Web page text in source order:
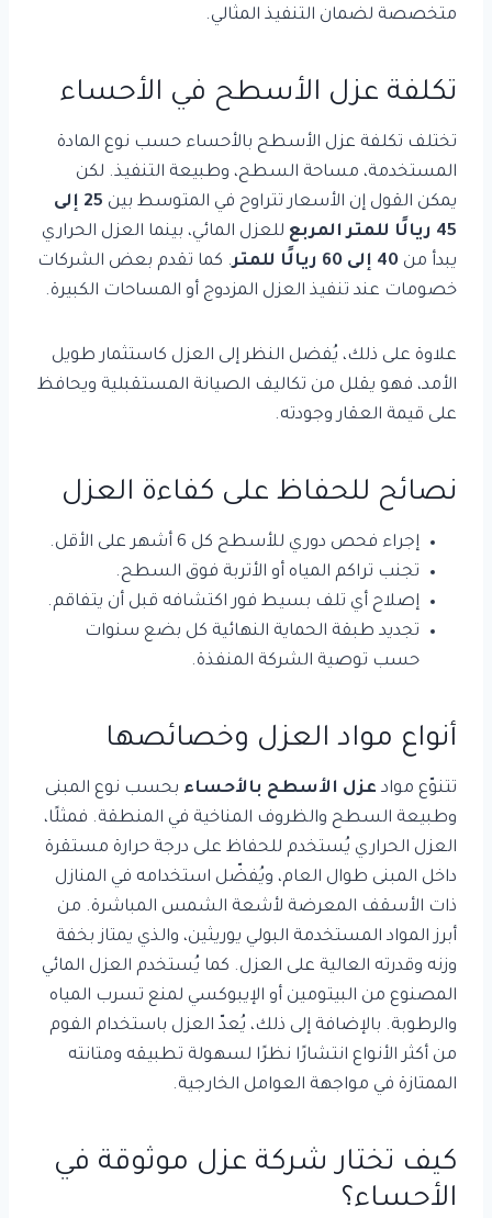
متخصصة لضمان التنفيذ المثالي.
تكلفة عزل الأسطح في الأحساء
تختلف تكلفة عزل الأسطح بالأحساء حسب نوع المادة
المستخدمة، مساحة السطح، وطبيعة التنفيذ. لكن
يمكن القول إن الأسعار تتراوح في المتوسط بين
25 إلى
45 ريالًا للمتر المربع
للعزل المائي، بينما العزل الحراري
يبدأ من 40 إلى 60 ريالًا للمتر
. كما تقدم بعض الشركات
خصومات عند تنفيذ العزل المزدوج أو المساحات الكبيرة.
علاوة على ذلك، يُفضل النظر إلى العزل كاستثمار طويل
الأمد، فهو يقلل من تكاليف الصيانة المستقبلية ويحافظ
على قيمة العقار وجودته.
نصائح للحفاظ على كفاءة العزل
إجراء فحص دوري للأسطح كل 6 أشهر على الأقل.
تجنب تراكم المياه أو الأتربة فوق السطح.
إصلاح أي تلف بسيط فور اكتشافه قبل أن يتفاقم.
تجديد طبقة الحماية النهائية كل بضع سنوات
حسب توصية الشركة المنفذة.
أنواع مواد العزل وخصائصها
تتنوّع مواد عزل الأسطح بالأحساء بحسب نوع المبنى
وطبيعة السطح والظروف المناخية في المنطقة. فمثلًا،
العزل الحراري يُستخدم للحفاظ على درجة حرارة مستقرة
داخل المبنى طوال العام، ويُفضّل استخدامه في المنازل
ذات الأسقف المعرضة لأشعة الشمس المباشرة. من
أبرز المواد المستخدمة البولي يوريثين، والذي يمتاز بخفة
وزنه وقدرته العالية على العزل. كما يُستخدم العزل المائي
المصنوع من البيتومين أو الإيبوكسي لمنع تسرب المياه
والرطوبة. بالإضافة إلى ذلك، يُعدّ العزل باستخدام الفوم
من أكثر الأنواع انتشارًا نظرًا لسهولة تطبيقه ومتانته
الممتازة في مواجهة العوامل الخارجية.
كيف تختار شركة عزل موثوقة في
الأحساء؟